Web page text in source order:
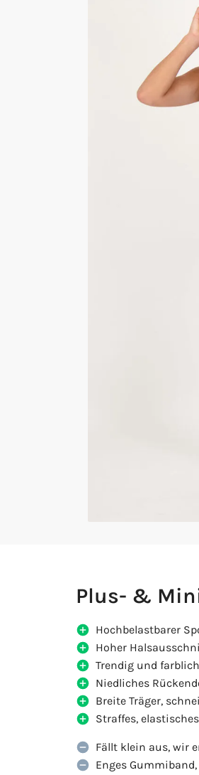
Plus- &
Hochbelastbarer
Hoher
Trendig und
Niedliches
Breite Träger,
Straffes,
Fällt klein aus, wir
Enges